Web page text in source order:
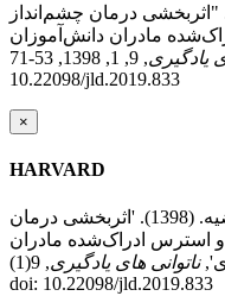
درمان چشم‌انداز
مادران دانش‌آموزان
یادگیری
, 9, 1, 1398, 53-71. doi:
10.22098/jld.2019.833
×
HARVARD
جناآبادی, حسین, جعفرپور, مرضیه. (1398). 'اثربخشی درمان
و استرس ادراک‌شده مادران
ناتوانی های یادگیری
, 9(1), pp. 53-71.
doi: 10.22098/jld.2019.833